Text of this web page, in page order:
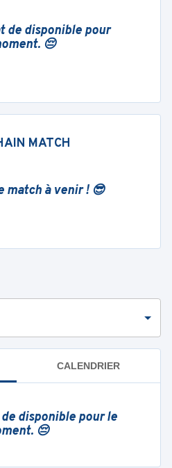
de disponible pour
😔
MATCH
match à venir ! 😎
CALENDRIER
disponible pour le
😔